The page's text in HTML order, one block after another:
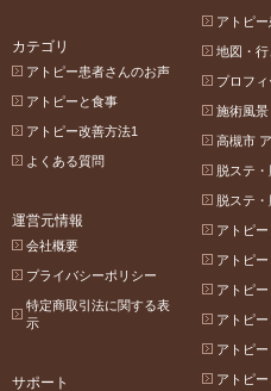
アトピ
地図・行
プロフ
施術風景
高槻市
脱ステ
脱ステ
アトピ
アトピ
アトピ
アトピ
アトピ
アトピー
カテゴリ
アトピー患者さんのお声
アトピーと食事
アトピー改善方法1
よくある質問
運営元情報
会社概要
プライバシーポリシー
特定商取引法に関する表
示
サポート